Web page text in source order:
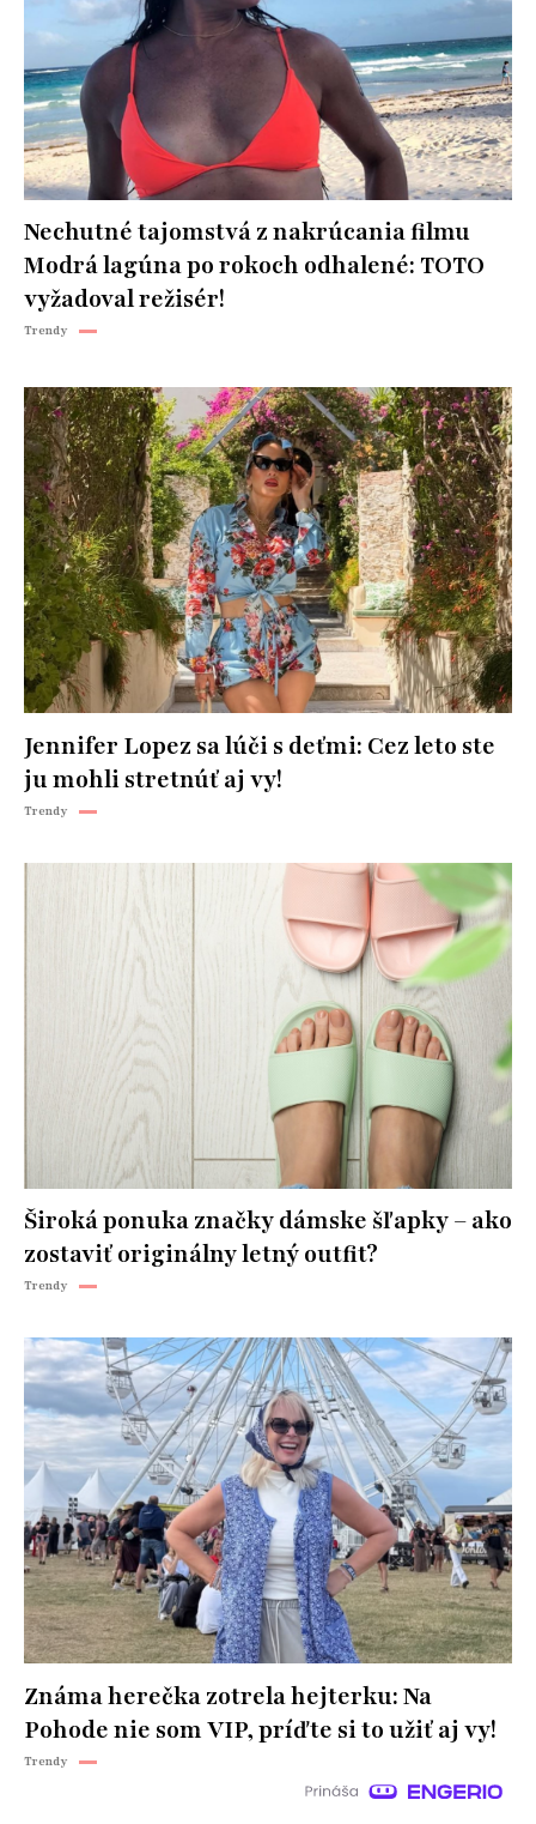
Nechutné tajomstvá z nakrúcania filmu
Modrá lagúna po rokoch odhalené: TOTO
vyžadoval režisér!
Trendy
Jennifer Lopez sa lúči s deťmi: Cez leto ste
ju mohli stretnúť aj vy!
Trendy
Široká ponuka značky dámske šľapky – ako
zostaviť originálny letný outfit?
Trendy
Známa herečka zotrela hejterku: Na
Pohode nie som VIP, príďte si to užiť aj vy!
Trendy